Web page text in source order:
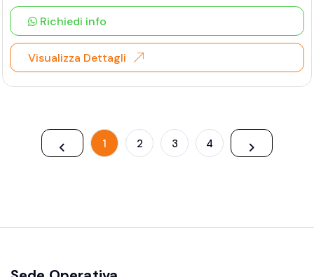
Richiedi info
Visualizza Dettagli
1 2 3 4